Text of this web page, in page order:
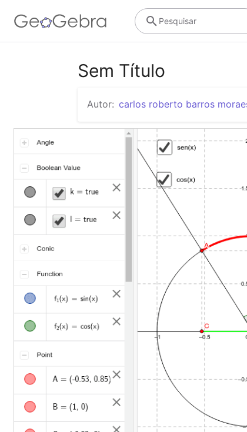
Pesquisar
Sem Título
Autor: carlos roberto barros